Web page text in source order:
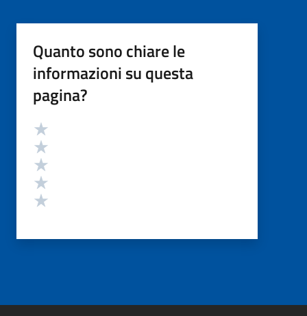
Quanto sono chiare le
informazioni su questa
pagina?
Valutazione